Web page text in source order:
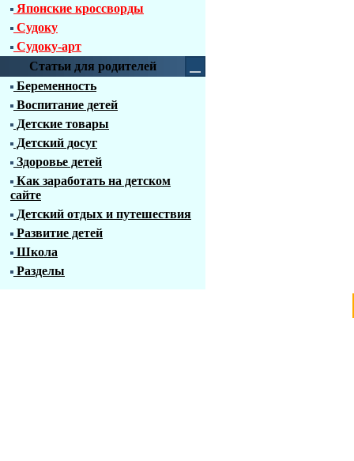
Японские кроссворды
Судоку
Судоку-арт
Статьи для родителей
Беременность
Воспитание детей
Детские товары
Детский досуг
Здоровье детей
Как заработать на детском
сайте
Детский отдых и путешествия
Развитие детей
Школа
Разделы